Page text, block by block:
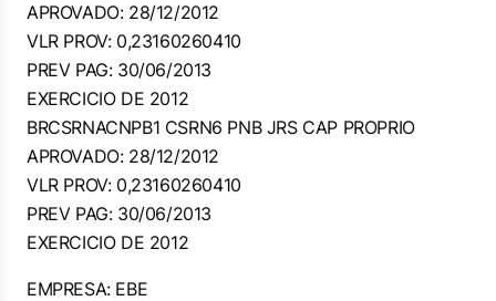
APROVADO: 28/12/2012
VLR PROV: 0,23160260410
PREV PAG: 30/06/2013
EXERCICIO DE 2012
BRCSRNACNPB1 CSRN6 PNB JRS CAP PROPRIO
APROVADO: 28/12/2012
VLR PROV: 0,23160260410
PREV PAG: 30/06/2013
EXERCICIO DE 2012
EMPRESA: EBE